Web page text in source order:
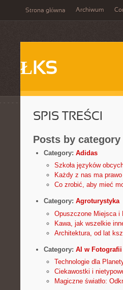
Strona główna Archiwum
ŁKS
SPIS TREŚCI
Posts by category
Category: Adidas
Szkoła języków
Każdy z nas ma
Co zrobić, aby mieć
Category: Agroturystyka
Opuszczone Miejsca i
Kawa, jak wszelkie
Architektura, od lat
Category: AI w
Technologie dla
Ciekawostki i
Magiczne światło: